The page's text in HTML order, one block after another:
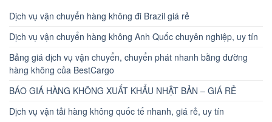
Dịch vụ vận chuyển hàng không đi Brazil giá rẻ
Dịch vụ vận chuyển hàng không Anh Quốc chuyên nghiệp, uy tín
Bảng giá dịch vụ vận chuyển, chuyển phát nhanh bằng đường
hàng không của BestCargo
BÁO GIÁ HÀNG KHÔNG XUẤT KHẨU NHẬT BẢN – GIÁ RẺ
Dịch vụ vận tải hàng không quốc tế nhanh, giá rẻ, uy tín